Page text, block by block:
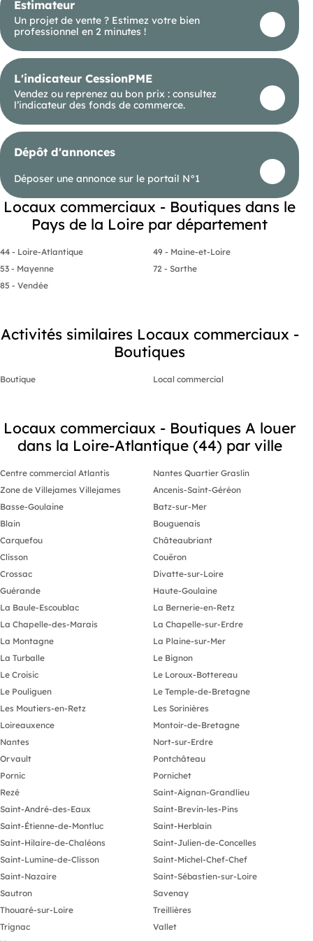
projet. Les atouts :
- Emplacement stratégique en hyper-centre de
Savenay
- Surface totale d'environ 155 m²
- Climatisation réversible au rez-de-chaussée
- Chauffage électrique aux étages
- Espaces modulables selon l'activité N'attendez
plus ! Contactez-nous dès aujourd'hui pour une
visite Pro
- . Venez nous rencontrer pour échanger sur vos
projets d'achat, de vente ou de location, notre
agence est située 44600 SAINT-NAZAIRE
Les informations sur les risques auxquels ce bien
est exposé sont disponibles sur le site Géorisques :
Estimateur
Un projet de vente ? Estimez votre bien
professionnel en 2 minutes !
L'indicateur CessionPME
Vendez ou reprenez au bon prix : consultez
l’indicateur des fonds de commerce.
Dépôt d'annonces
Déposer une annonce sur le portail N°1
Locaux commerciaux - Boutiques dans le
Pays de la Loire par département
44 - Loire-Atlantique
49 - Maine-et-Loire
53 - Mayenne
72 - Sarthe
85 - Vendée
Activités similaires Locaux commerciaux -
Boutiques
Boutique Local commercial
Locaux commerciaux - Boutiques A louer
dans la Loire-Atlantique (44) par ville
Centre commercial Atlantis
Nantes Quartier Graslin
Zone de Villejames Villejames
Ancenis-Saint-Géréon
Basse-Goulaine
Batz-sur-Mer
Blain
Bouguenais
Carquefou
Châteaubriant
Clisson
Couëron
Crossac
Divatte-sur-Loire
Guérande
Haute-Goulaine
La Baule-Escoublac
La Bernerie-en-Retz
La Chapelle-des-Marais
La Chapelle-sur-Erdre
La Montagne
La Plaine-sur-Mer
La Turballe
Le Bignon
Le Croisic
Le Loroux-Bottereau
Le Pouliguen
Le Temple-de-Bretagne
Les Moutiers-en-Retz
Les Sorinières
Loireauxence
Montoir-de-Bretagne
Nantes
Nort-sur-Erdre
Orvault
Pontchâteau
Pornic
Pornichet
Rezé
Saint-Aignan-Grandlieu
Saint-André-des-Eaux
Saint-Brevin-les-Pins
Saint-Étienne-de-Montluc
Saint-Herblain
Saint-Hilaire-de-Chaléons
Saint-Julien-de-Concelles
Saint-Lumine-de-Clisson
Saint-Michel-Chef-Chef
Saint-Nazaire
Saint-Sébastien-sur-Loire
Sautron
Savenay
Thouaré-sur-Loire
Treillières
Trignac
Vallet